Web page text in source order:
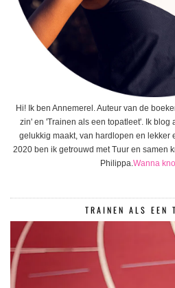
Hi! Ik ben Annemerel. Auteur van de
zin' en 'Trainen als een topatleet'. Ik blog
gelukkig maakt, van hardlopen en lekker
2020 ben ik getrouwd met Tuur en samen
Philippa.Wanna
TRAINEN ALS EEN